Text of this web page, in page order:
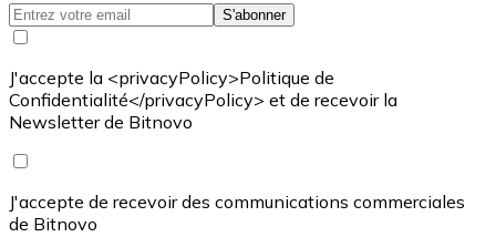
S'abonner
J'accepte la <privacyPolicy>Politique de
Confidentialité</privacyPolicy> et de recevoir la
Newsletter de Bitnovo
J'accepte de recevoir des communications commerciales
de Bitnovo